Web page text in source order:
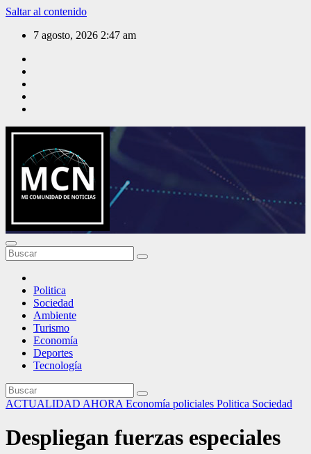
Saltar al contenido
7 agosto, 2026 2:47 am
Mi Comunidad de Noticias
Politica
Sociedad
Ambiente
Turismo
Economía
Deportes
Tecnología
ACTUALIDAD AHORA Economía policiales Politica Sociedad
Despliegan fuerzas especiales